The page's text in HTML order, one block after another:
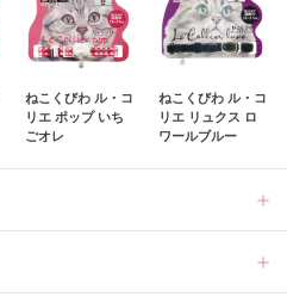
ねこくびわ ル・コ
リエ ポップ いち
ごオレ
ねこくびわ ル・コ
リエ リュクス ロ
ワールブルー